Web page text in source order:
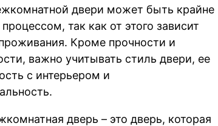
двери может быть крайне
так как от этого зависит
Кроме прочности и
важно учитывать стиль двери, ее
с интерьером и
дверь – это дверь, которая